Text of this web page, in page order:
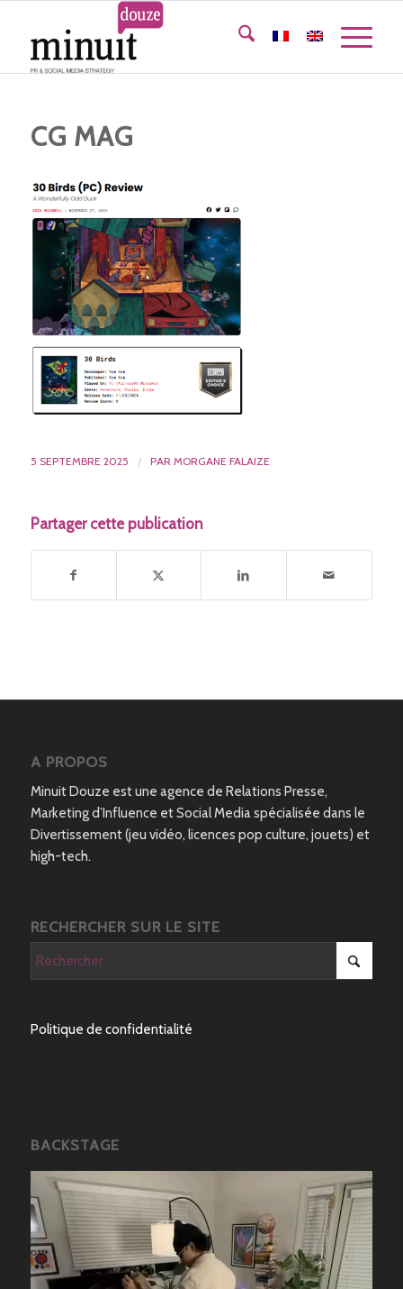
CG MAG
5 SEPTEMBRE 2025 / PAR MORGANE FALAIZE
Partager cette publication
A PROPOS
Minuit Douze est une agence de Relations Presse,
Marketing d’Influence et Social Media spécialisée dans le
Divertissement (jeu vidéo, licences pop culture, jouets) et
high-tech.
RECHERCHER SUR LE SITE
Politique de confidentialité
BACKSTAGE